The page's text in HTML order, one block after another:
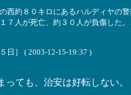
西約８０キロにあるハルディヤの
７人が死亡、約３０人が負傷した
日］ ( 2003-12-15-19:37 )
ても、治安は好転しない。